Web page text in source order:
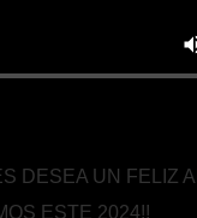
DESEA UN FELIZ
ESTE 2024!!